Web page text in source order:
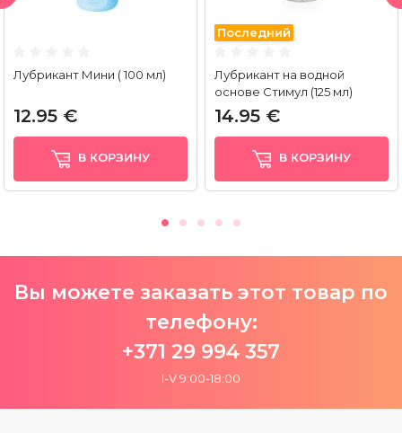
Лубрикант Мини ( 100 мл)
12.95 €
В КОРЗИНУ
Последний
Лубрикант на водной
основе Стимул (125 мл)
14.95 €
В КОРЗИНУ
Вы можете заказать этот товар по
телефону:
+371 29 994 357
I-V 9:00-18:00